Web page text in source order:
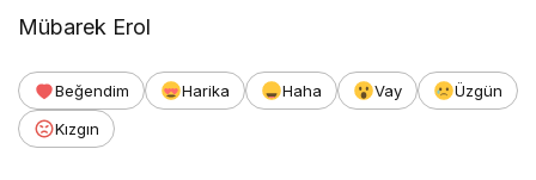
Mübarek Erol
Beğendim Harika Haha Vay
Üzgün
Kızgın